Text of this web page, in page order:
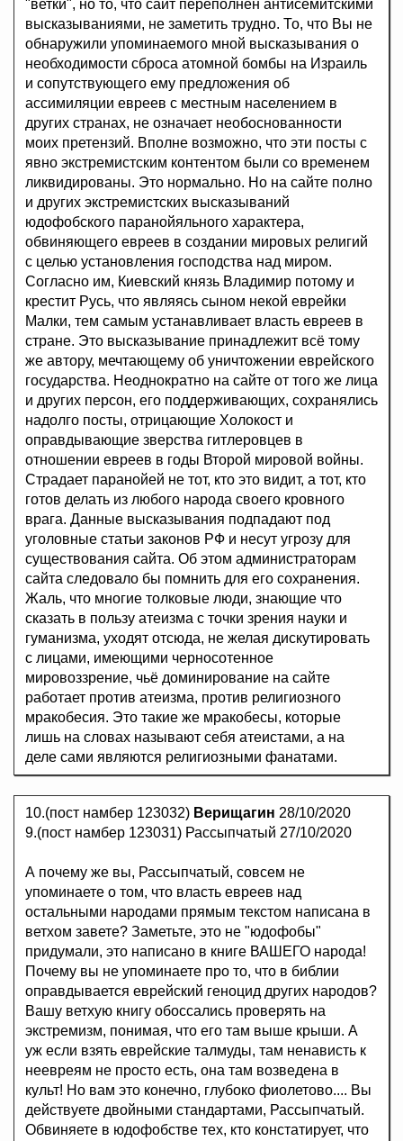
"ветки", но то, что сайт переполнен антисемитскими
высказываниями, не заметить трудно. То, что Вы не
обнаружили упоминаемого мной высказывания о
необходимости сброса атомной бомбы на Израиль
и сопутствующего ему предложения об
ассимиляции евреев с местным населением в
других странах, не означает необоснованности
моих претензий. Вполне возможно, что эти посты с
явно экстремистским контентом были со временем
ликвидированы. Это нормально. Но на сайте полно
и других экстремистских высказываний
юдофобского паранойяльного характера,
обвиняющего евреев в создании мировых религий
с целью установления господства над миром.
Согласно им, Киевский князь Владимир потому и
крестит Русь, что являясь сыном некой еврейки
Малки, тем самым устанавливает власть евреев в
стране. Это высказывание принадлежит всё тому
же автору, мечтающему об уничтожении еврейского
государства. Неоднократно на сайте от того же лица
и других персон, его поддерживающих, сохранялись
надолго посты, отрицающие Холокост и
оправдывающие зверства гитлеровцев в
отношении евреев в годы Второй мировой войны.
Страдает паранойей не тот, кто это видит, а тот, кто
готов делать из любого народа своего кровного
врага. Данные высказывания подпадают под
уголовные статьи законов РФ и несут угрозу для
существования сайта. Об этом администраторам
сайта следовало бы помнить для его сохранения.
Жаль, что многие толковые люди, знающие что
сказать в пользу атеизма с точки зрения науки и
гуманизма, уходят отсюда, не желая дискутировать
с лицами, имеющими черносотенное
мировоззрение, чьё доминирование на сайте
работает против атеизма, против религиозного
мракобесия. Это такие же мракобесы, которые
лишь на словах называют себя атеистами, а на
деле сами являются религиозными фанатами.
10.(пост намбер 123032) Верищагин 28/10/2020
9.(пост намбер 123031) Рассыпчатый 27/10/2020
А почему же вы, Рассыпчатый, совсем не
упоминаете о том, что власть евреев над
остальными народами прямым текстом написана в
ветхом завете? Заметьте, это не "юдофобы"
придумали, это написано в книге ВАШЕГО народа!
Почему вы не упоминаете про то, что в библии
оправдывается еврейский геноцид других народов?
Вашу ветхую книгу обоссались проверять на
экстремизм, понимая, что его там выше крыши. А
уж если взять еврейские талмуды, там ненависть к
неевреям не просто есть, она там возведена в
культ! Но вам это конечно, глубоко фиолетово.... Вы
действуете двойными стандартами, Рассыпчатый.
Обвиняете в юдофобстве тех, кто констатирует, что